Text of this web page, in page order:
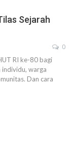
Sejarah
0
RI ke-80 bagi
individu, warga
Dan cara